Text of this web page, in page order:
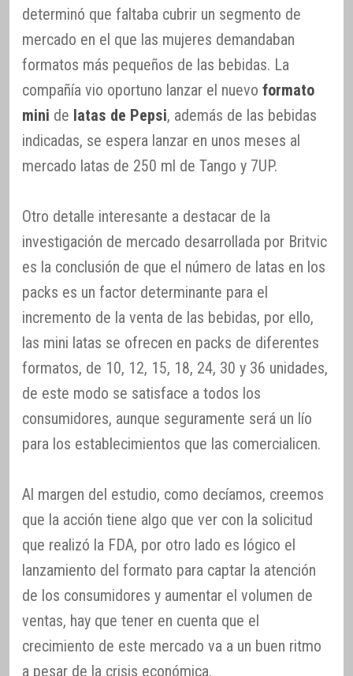
determinó que faltaba cubrir un segmento de
mercado en el que las mujeres demandaban
formatos más pequeños de las bebidas. La
compañía vio oportuno lanzar el nuevo formato
mini de latas de Pepsi, además de las bebidas
indicadas, se espera lanzar en unos meses al
mercado latas de 250 ml de Tango y 7UP.
Otro detalle interesante a destacar de la
investigación de mercado desarrollada por Britvic
es la conclusión de que el número de latas en los
packs es un factor determinante para el
incremento de la venta de las bebidas, por ello,
las mini latas se ofrecen en packs de diferentes
formatos, de 10, 12, 15, 18, 24, 30 y 36 unidades,
de este modo se satisface a todos los
consumidores, aunque seguramente será un lío
para los establecimientos que las comercialicen.
Al margen del estudio, como decíamos, creemos
que la acción tiene algo que ver con la solicitud
que realizó la FDA, por otro lado es lógico el
lanzamiento del formato para captar la atención
de los consumidores y aumentar el volumen de
ventas, hay que tener en cuenta que el
crecimiento de este mercado va a un buen ritmo
a pesar de la crisis económica.